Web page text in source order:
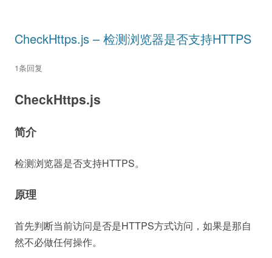
CheckHttps.js – 检测浏览器是否支持HTTPS
1条回复
CheckHttps.js
简介
检测浏览器是否支持HTTPS。
原理
首先判断当前访问是否是HTTPS方式访问，如果是那自
然不必做任何操作。